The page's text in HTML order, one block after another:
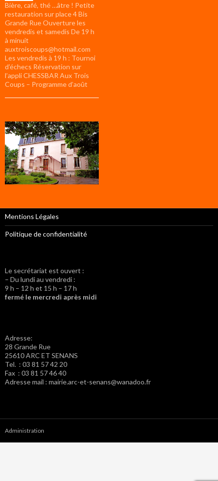
Bière, café, thé …âtre ! Petite
restauration sur place 4 Bis
Grande Rue Ouverture les
vendredis et samedis De 19 h
à minuit
auxtroiscoups@hotmail.com
Les vendredis à 19 h : Tournoi
d’échecs Réservation sur
l’appli CHESSBAR Aux Trois
Coups – Programme d’août
Mentions Légales
Politique de confidentialité
Le secrétariat est ouvert :
– Du lundi au vendredi :
9 h – 12 h et 15 h – 17 h
fermé le mercredi après midi
Adresse:
28 Grande Rue
25610 ARC ET SENANS
Tel. : 03 81 57 42 20
Fax : 03 81 57 46 40
Adresse mail : mairie.arc-et-senans@wanadoo.fr
Administration